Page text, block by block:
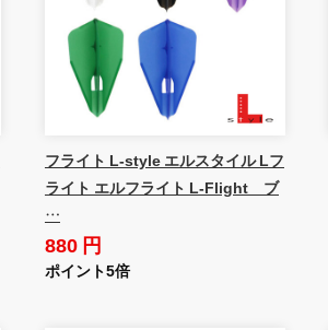
フライト L-style エルスタイル Lフ
ライト エルフライト L-Flight ブ
…
880 円
ポイント5倍